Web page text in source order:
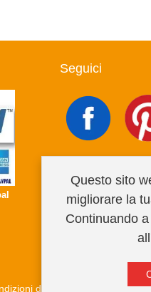
Seguici
di vendita Privacy Policy
Questo sito
migliorare la
Continuando